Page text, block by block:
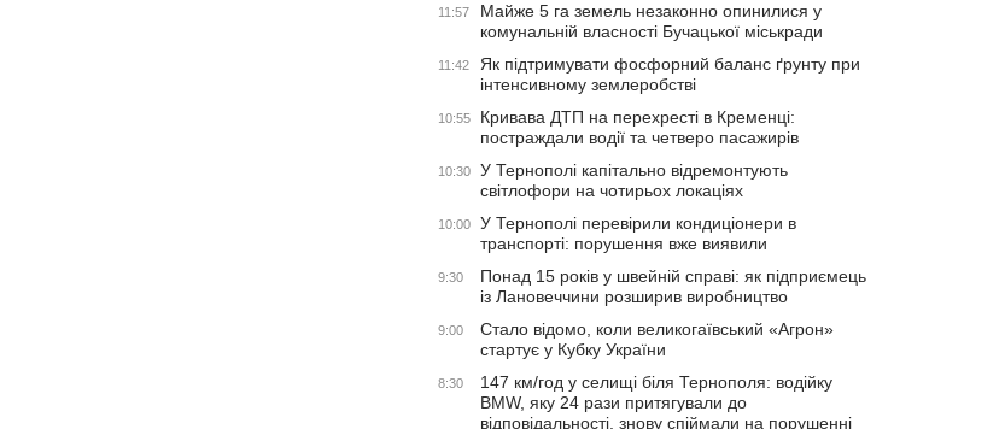
11:57
Майже 5 га земель незаконно опинилися у
комунальній власності Бучацької міськради
11:42
Як підтримувати фосфорний баланс ґрунту при
інтенсивному землеробстві
10:55
Кривава ДТП на перехресті в Кременці:
постраждали водії та четверо пасажирів
10:30
У Тернополі капітально відремонтують
світлофори на чотирьох локаціях
10:00
У Тернополі перевірили кондиціонери в
транспорті: порушення вже виявили
9:30
Понад 15 років у швейній справі: як підприємець
із Лановеччини розширив виробництво
9:00
Стало відомо, коли великогаївський «Агрон»
стартує у Кубку України
8:30
147 км/год у селищі біля Тернополя: водійку
BMW, яку 24 рази притягували до
відповідальності, знову спіймали на порушенні